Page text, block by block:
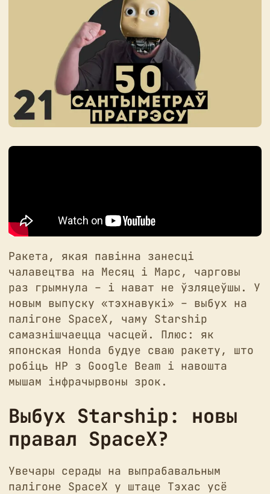
Ракета, якая павінна занесці
чалавецтва на Месяц і Марс, чарговы
раз грымнула – і нават не ўзляцеўшы. У
новым выпуску «тэхнавукі» – выбух на
палігоне SpaceX, чаму Starship
самазнішчаецца часцей. Плюс: як
японская Honda будуе сваю ракету, што
робіць HP з Google Beam і навошта
мышам інфрачырвоны зрок.
Выбух Starship: новы
правал SpaceX?
Увечары серады на выпрабавальным
палігоне SpaceX у штаце Тэхас усё